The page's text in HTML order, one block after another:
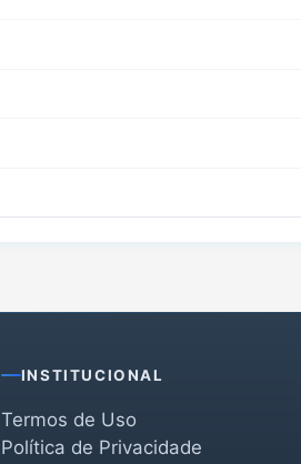
INSTITUCIONAL
Termos de Uso
Política de Privacidade